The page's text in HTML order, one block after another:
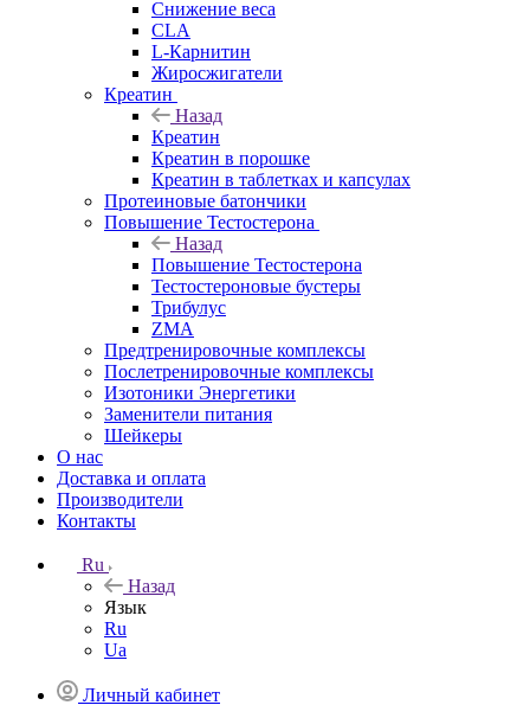
Снижение веса
CLA
L-Карнитин
Жиросжигатели
Креатин
Назад
Креатин
Креатин в порошке
Креатин в таблетках и капсулах
Протеиновые батончики
Повышение Тестостерона
Назад
Повышение Тестостерона
Тестостероновые бустеры
Трибулус
ZMA
Предтренировочные комплексы
Послетренировочные комплексы
Изотоники Энергетики
Заменители питания
Шейкеры
О нас
Доставка и оплата
Производители
Контакты
Ru
Назад
Язык
Ru
Ua
Личный кабинет